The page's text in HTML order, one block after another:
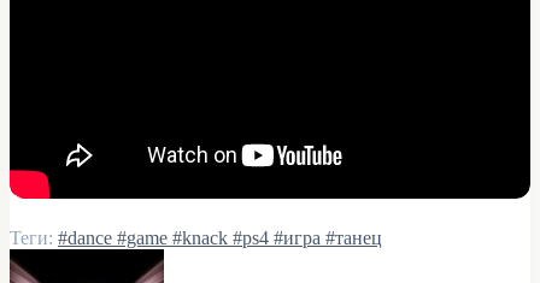
Теги: #dance #game #knack #ps4 #игра #танец